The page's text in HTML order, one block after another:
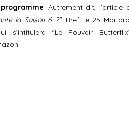
. Autrement dit,
la Saison 6 ?”. Bref, le 25 Mai
s’intitulera “Le Pouvoir
: